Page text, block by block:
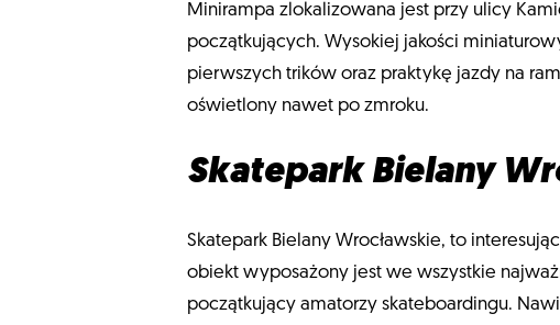
Minirampa zlokalizowana jest przy ulicy
początkujących. Wysokiej jakości
pierwszych trików oraz praktykę jazdy na
oświetlony nawet po zmroku.
Skatepark Bielany
Skatepark Bielany Wrocławskie, to
obiekt wyposażony jest we wszystkie
początkujący amatorzy skateboardingu.